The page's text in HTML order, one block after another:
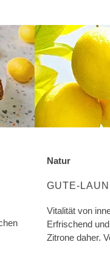
GUTE-
ENTDECKE
Natur
Vitalität von
Erfrischend
Zitrone daher.